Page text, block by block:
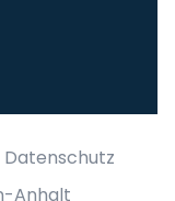
Datenschutz
Anhalt